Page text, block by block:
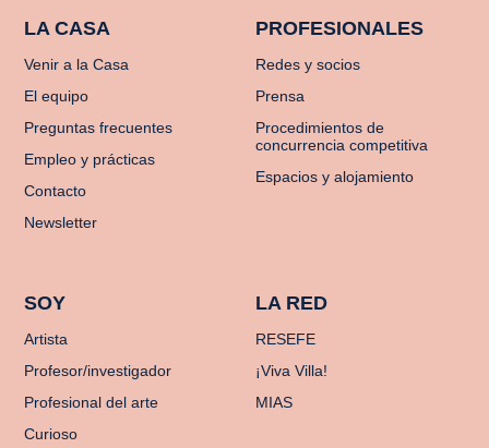
LA CASA
Venir a la Casa
El equipo
Preguntas frecuentes
Empleo y prácticas
Contacto
Newsletter
PROFESIONALES
Redes y socios
Prensa
Procedimientos de
concurrencia competitiva
Espacios y alojamiento
SOY
Artista
Profesor/investigador
Profesional del arte
Curioso
LA RED
RESEFE
¡Viva Villa!
MIAS